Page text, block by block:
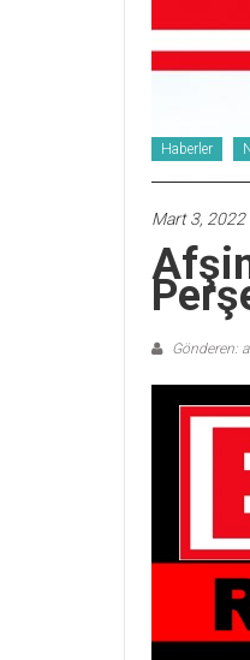
Haberler
Mart 3, 2022
Gönderen: